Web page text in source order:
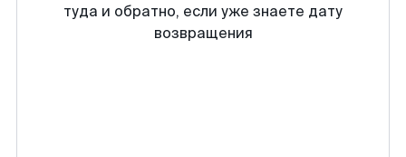
туда и обратно, если уже знаете дату
возвращения